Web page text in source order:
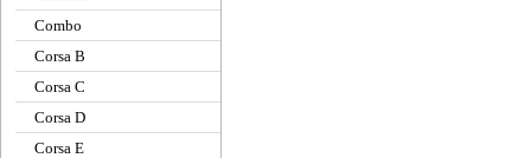
Combo
Corsa B
Corsa C
Corsa D
Corsa E